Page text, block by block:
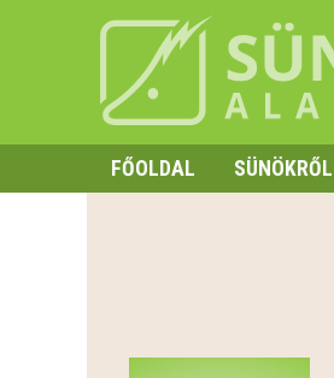
FŐOLDAL
SÜNÖKRŐL